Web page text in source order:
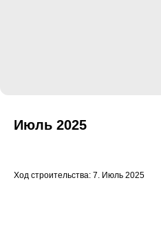
Июль 2025
Ход строительства: 7. Июль 2025